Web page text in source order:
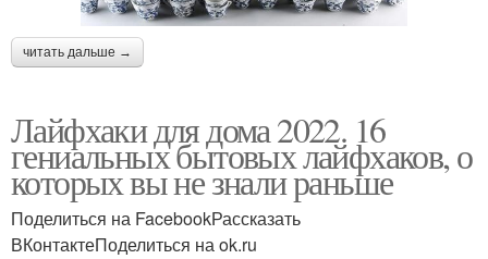
читать дальше →
Лайфхаки для дома 2022. 16
гениальных бытовых лайфхаков, о
которых вы не знали раньше
Поделиться на FacebookРассказать
ВКонтактеПоделиться на ok.ru